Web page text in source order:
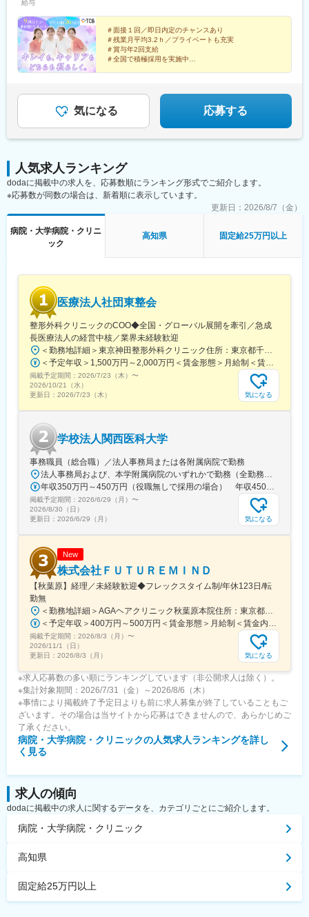
院、長野院、松本院、山梨甲府駅前院 など【近畿】梅田大阪駅
前院、大阪阪急梅田駅前院、枚方院、天王寺院、堺院、なんば
院、心斎橋院、京都駅前院、奈良院、和歌山院、四日市院 など
【中四国】広島院、福山院、松山院、高松院、高知院、徳島院、
松江院、周南徳山駅ビル院 など【九州・沖縄】小倉院、佐賀
煙対策】屋内原則禁煙
駅、さっぽろ駅、あおば通駅、福島駅(福島県)、郡山駅(福島県)、
青森駅、盛岡駅、山形駅、秋田駅、矢場町駅、近鉄名古屋駅、金
山駅(愛知県)、豊田市駅、駅前大通駅、名鉄岐阜駅、静岡駅、新浜
松駅、三島広小路駅、長野駅、松本駅、北鉄金沢駅、新潟駅、近
鉄四日市駅、電鉄富山駅、福井駅、甲府駅、東梅田駅、大阪難波
前駅、西梅田駅、心斎橋駅、京都駅、烏丸駅、三ノ宮駅、姫路
駅、近鉄奈良駅、和歌山駅、草津駅(滋賀県)、徳山駅、立町駅、福
院下駅、東池袋駅、日比谷駅、銀座駅、岩本町駅、立川駅、京王
八王子駅、高輪台駅、奥沢駅、神奈川駅、平沼橋駅、京急川崎
駅、石上駅、新越谷駅、宇都宮駅東口駅、新千葉駅、栄町駅(千葉
県)、船橋駅、札幌駅、仙台駅(地下鉄)、曽根田駅、栄駅(愛知県)、
浜松駅、三島田町駅、市役所前駅(長野県)、金沢駅、あすなろう四
日市駅、電鉄富山駅・エスタ前駅、福井駅(福井県)、大阪梅田駅
(阪神線)、なんば駅(地下鉄)、高槻駅、梅田駅(地下鉄)、宮之阪
島県)、高松築港駅、高知橋駅、眉山ロープウェイ山麓駅、天神
駅、小倉駅(福岡県)、東比恵駅、鹿児島中央駅、水道町駅、五島町
駅、旭橋駅、西早稲田駅、末広町駅(東京都)、立川南駅、高輪ゲー
トウェイ駅、九品仏駅、新高島駅、東宿郷駅、葭川公園駅、大神
宮下駅、大通駅、仙台駅、栄町駅(愛知県)、国際センター駅、日吉
町駅、第一通り駅、三島駅、七ツ屋駅、富山駅、福井城址大名町
駅、なんば駅(南海線)、大阪駅、天王寺駅、西大橋駅、五条駅(京
都市営)、京都河原町駅、神戸三宮駅(阪神)、本通駅、高松駅(香川
県)、南堀端駅、はりまや橋駅、旦過駅、高見橋駅、熊本城・市役
給与
＃面接１回／即日内定のチャンスあり
＃残業月平均3.2ｈ／プライベートも充実
＃賞与年2回支給
＃全国で積極採用を実施中
スよく実現できます！
気になる 応募する
人気求人ランキング
dodaに掲載中の求人を、応募数順にランキング形式でご紹介します。
※応募数が同数の場合は、新着順に表示しています。
更新日： 2026/8/7（金）
病院・大学病院・クリニ
ック
高知県 固定給25万円以上
医療法人社団東整会
整形外科クリニックのCOO◆全国・グローバル展開を牽引／急成
長医療法人の経営中核／業界未経験歓迎
＜勤務地詳細＞東京神田整形外科クリニック住所：東京都千代田区鍛冶町2丁目8-6 メディカルプライム神田3F勤務地最寄駅：JR山手線／神田駅受動喫煙対策：屋内全面禁煙変更の範囲：会社の定める事業所
＜予定年収＞1,500万円～2,000万円＜賃金形態＞月給制＜賃金内訳＞月額（基本給）：1,200,000円～1,500,000円＜月給＞1,200,000円～1,500,000円＜昇給有無＞有＜残業手当＞有＜給与補足＞※経験やスキルを考慮して決定します。■昇給：年1回■賞与：年2回賃金はあくまでも目安の金額であり、選考を通じて上下する可能性があります。月給(月額)は固定手当を含めた表記です。
掲載予定期間： 2026/7/23（木） 〜
2026/10/21（水）
更新日： 2026/7/23（木） 気になる
学校法人関西医科大学
事務職員（総合職）／法人事務局または各附属病院で勤務
法人事務局および、本学附属病院のいずれかで勤務（全勤務地、最寄り駅から徒歩5分以内）【関西医科大学 法人事務局】大阪府枚方市新町2丁目5-1■京阪本線 枚方市駅～徒歩5分※京阪 枚方市駅まで…・京阪 京橋駅から特急乗車14分・京阪 中書島駅から特急乗車16分【附属病院】大阪府枚方市新町2丁目3-1■京阪本線 枚方市駅～徒歩3分【総合医療センター】大阪府守口市文園町10-15■京阪本線 滝井駅～徒歩3分■地下鉄谷町線・今里筋線 太子橋今市駅～徒歩5分 ※京阪 滝井駅まで… ・京阪 京橋駅から各停乗車9分 ※谷町線 太子橋今市駅まで…・谷町線 大日駅から乗車8分・谷町線 東梅田駅から乗車13分【香里病院】大阪府寝屋川市香里本通町8-45■京阪本線 香里園駅～徒歩1分 ※京阪 香里園駅まで… ・京阪 京橋駅・樟葉駅から準急乗車15分 ・京阪中書島駅から準急乗車35分（特急乗車、枚方市駅で乗り換えると25分） ◎経験・能力など適性を考慮し配属します。 ※転居を伴う転勤なし※U・Iターン歓迎
年収350万円～450万円（役職無しで採用の場合） 年収450万円～550万円（主任級で採用の場合）
掲載予定期間： 2026/6/29（月） 〜
2026/8/30（日）
更新日： 2026/6/29（月） 気になる
New
株式会社ＦＵＴＵＲＥＭＩＮＤ
【秋葉原】経理／未経験歓迎◆フレックスタイム制/年休123日/転
勤無
＜勤務地詳細＞AGAヘアクリニック秋葉原本院住所：東京都千代田区外神田3-12-8 住友不動産秋葉原ビル9F受動喫煙対策：屋内全面禁煙変更の範囲：会社の定める事業所（リモートワーク含む）
＜予定年収＞400万円～500万円＜賃金形態＞月給制＜賃金内訳＞月額（基本給）：275,000円～350,000円＜月給＞275,000円～350,000円＜昇給有無＞有＜残業手当＞有＜給与補足＞■ 多職種手当:5万円（複数の職種をマルチに対応するスタッフへの手当） ■ 多エリア手当:4万円（複数の拠点を横断してくれるスタッフへの手当） ■ 役職手当:0～52万円■ 達成手当：0～100万円（半期評価によって増減する手当）賃金はあくまでも目安の金額であり、選考を通じて上下する可能性があります。月給(月額)は固定手当を含めた表記です。
掲載予定期間： 2026/8/3（月） 〜
2026/11/1（日）
更新日： 2026/8/3（月） 気になる
※求人応募数の多い順にランキングしています（非公開求人は除く）。
※集計対象期間：2026/7/31（金）～2026/8/6（木）
※事情により掲載終了予定日よりも前に求人募集が終了していることもご
ざいます。その場合は当サイトから応募はできませんので、あらかじめご
了承ください。
病院・大学病院・クリニックの人気求人ランキングを詳し
く見る
求人の傾向
dodaに掲載中の求人に関するデータを、カテゴリごとにご紹介します。
病院・大学病院・クリニック
高知県
固定給25万円以上